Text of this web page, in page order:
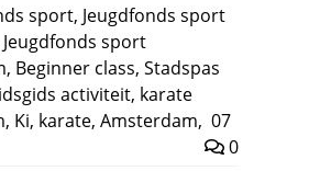
sport, Jeugdfonds sport
Jeugdfonds sport
, Beginner class, Stadspas
activiteit, karate
, Ki, karate, Amsterdam, 07
0